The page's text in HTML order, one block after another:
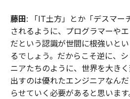
藤田: 「IT土方」とか「デスマー
されるように、プログラマーや
だという認識が世間に根強いと
るでしょう。だからこそ逆に、
ニアたちのように、世界を大き
出すのは優れたエンジニアなん
らせていく必要があると思います